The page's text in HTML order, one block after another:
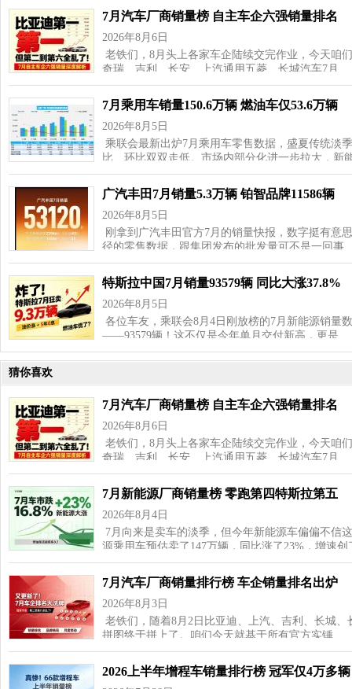
7月汽车厂商销量榜 自主车企六强销量排名
2026年8月6日
老铁们，8月头上各家车企陆续交完作业，今天
奇瑞、吉利、长安、上汽通用五菱、长城汽车7月…
7月乘用车销量150.6万辆 燃油车仅53.6万辆
2026年8月5日
乘联会最新出炉7月乘用车零售数据，盛夏传统淡
比、环比双双走低。市场内部分化进一步拉大，新
广汽丰田7月销量5.3万辆 铂智品牌11586辆
2026年8月5日
刚拿到广汽丰田官方7月的销量快报，数字挺有
径的零售数据，跟集团发布的批发量可不是一回事
特斯拉中国7月销量93579辆 同比大涨37.8%
2026年8月5日
各位车友，乘联会8月4日刚放榜的7月新能源销量
——93579辆！这不仅是今年单月交付新高，更是…
猜你喜欢
7月汽车厂商销量榜 自主车企六强销量排名
2026年8月6日
老铁们，8月头上各家车企陆续交完作业，今天
奇瑞、吉利、长安、上汽通用五菱、长城汽车7月…
7月新能源厂商销量榜 零跑第四特斯拉第五
2026年8月4日
7月向来是卖车的淡季，但今年新能源车偏偏不信
源乘用车预估卖了147万辆，同比涨了23%，增速
7月汽车厂商销量排行榜 车企销量排名出炉
2026年8月3日
老铁们，随着8月2日比亚迪、上汽、吉利、长城
拼图终于拼上了。咱们今天就基于所有官方实锤…
2026上半年增程车销量排行榜 冠军仅4万多辆